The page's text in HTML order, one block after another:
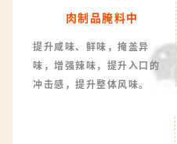
肉制品腌料中
提升咸味、鲜味，掩盖异
味，增强辣味，提升入口的
冲击感，提升整体风味。